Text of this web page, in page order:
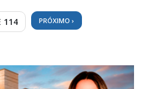
114 PRÓXIMO ›